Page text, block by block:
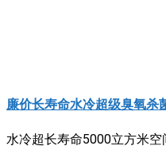
廉价长寿命水冷超级臭氧杀
水冷超长寿命5000立方米